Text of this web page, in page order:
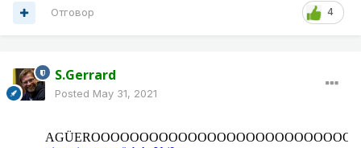
4
Отговор
S.Gerrard
Posted May 31, 2021